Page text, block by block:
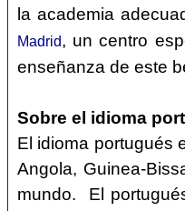
la academia
Madrid, un centro
enseñanza de este
Sobre el idioma
El idioma portugués
Angola, Guinea-
mundo. El